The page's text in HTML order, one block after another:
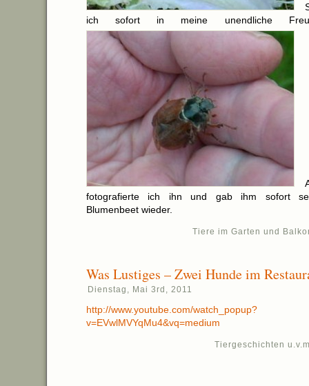
ich sofort in meine unendliche
fotografierte ich ihn und gab ihm sofort
Blumenbeet wieder.
Tiere im Garten und
Was Lustiges – Zwei Hunde im
Dienstag, Mai 3rd, 2011
http://www.youtube.com/watch_popup?
v=EVwlMVYqMu4&vq=medium
Tiergeschichten